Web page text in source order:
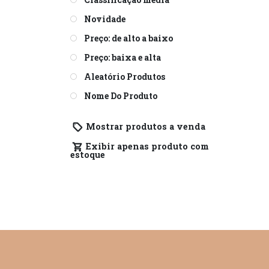
Novidade
Preço: de alto a baixo
Preço: baixa e alta
Aleatório Produtos
Nome Do Produto
Mostrar produtos a venda
Exibir apenas produto com
estoque